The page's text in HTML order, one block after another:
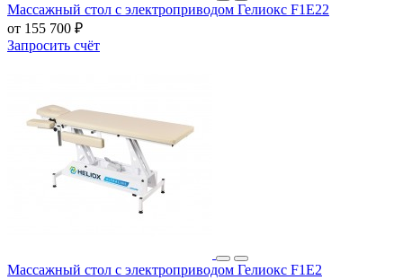
Массажный стол с электроприводом Гелиокс F1E22
от 155 700 ₽
Запросить счёт
Массажный стол с электроприводом Гелиокс F1E2